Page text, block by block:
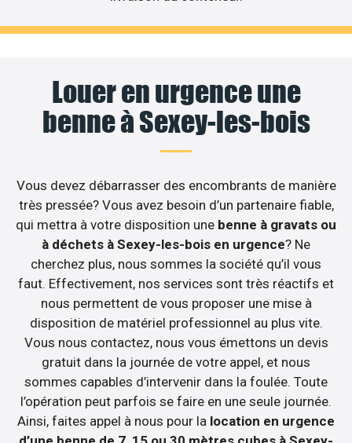
Louer en urgence une
benne à Sexey-les-bois
Vous devez débarrasser des encombrants de manière
très pressée? Vous avez besoin d’un partenaire fiable,
qui mettra à votre disposition une benne à gravats ou
à déchets à Sexey-les-bois en urgence? Ne
cherchez plus, nous sommes la société qu’il vous
faut. Effectivement, nos services sont très réactifs et
nous permettent de vous proposer une mise à
disposition de matériel professionnel au plus vite.
Vous nous contactez, nous vous émettons un devis
gratuit dans la journée de votre appel, et nous
sommes capables d’intervenir dans la foulée. Toute
l’opération peut parfois se faire en une seule journée.
Ainsi, faites appel à nous pour la location en urgence